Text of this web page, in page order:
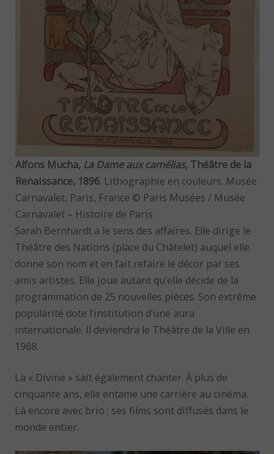
Alfons Mucha, La Dame aux camélias, Théâtre de la
Renaissance, 1896. Lithographie en couleurs. Musée
Carnavalet, Paris, France © Paris Musées / Musée
Carnavalet – Histoire de Paris
Sarah Bernhardt a le sens des affaires. Elle dirige le
Théâtre des Nations (place du Châtelet) auquel elle
donne son nom et en fait refaire le décor par ses
amis artistes. Elle joue autant qu’elle décide de la
programmation de 25 nouvelles pièces. Son extrême
popularité dote l’institution d’une aura
internationale. Il deviendra le Théâtre de la Ville en
1968.
La « Divine » sait également chanter. À plus de
cinquante ans, elle entame une carrière au cinéma.
Là encore avec brio ; ses films sont diffusés dans le
monde entier.